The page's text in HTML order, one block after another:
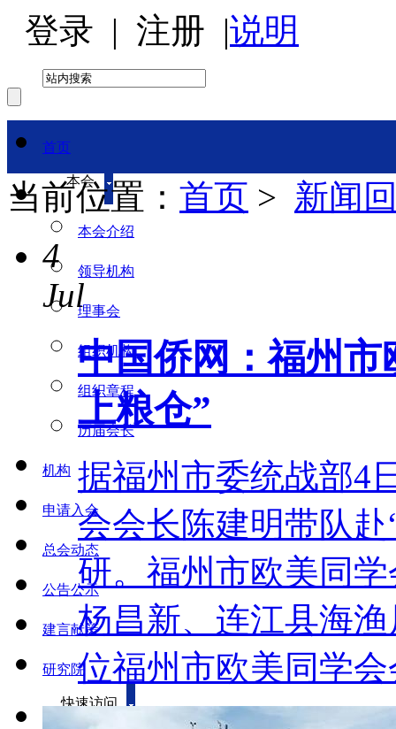
登录 | 注册 |说明
首页
本会
本会介绍
领导机构
理事会
组织机构
组织章程
历届会长
机构
申请入会
总会动态
公告公示
建言献策
研究院
快速访问
当前位置： 首页 > 新闻
4
Jul
中国侨网：福州市
上粮仓”
据福州市委统战部4
会会长陈建明带队
研。福州市欧美同
杨昌新、连江县海
位福州市欧美同学